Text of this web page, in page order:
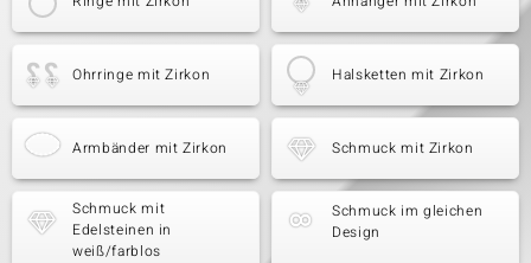
Ohrringe mit Zirkon Halsketten mit Zirkon
Armbänder mit Zirkon Schmuck mit Zirkon
Schmuck mit
Edelsteinen in
weiß/farblos
Schmuck im gleichen
Design